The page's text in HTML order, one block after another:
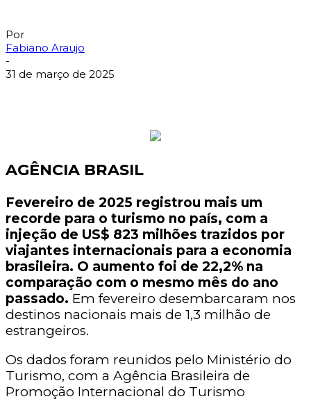
Por
Fabiano Araujo
-
31 de março de 2025
AGÊNCIA BRASIL
Fevereiro de 2025 registrou mais um
recorde para o turismo no país, com a
injeção de US$ 823 milhões trazidos por
viajantes internacionais para a economia
brasileira. O aumento foi de 22,2% na
comparação com o mesmo mês do ano
passado. Em fevereiro desembarcaram nos
destinos nacionais mais de 1,3 milhão de
estrangeiros.
Os dados foram reunidos pelo Ministério do
Turismo, com a Agência Brasileira de
Promoção Internacional do Turismo